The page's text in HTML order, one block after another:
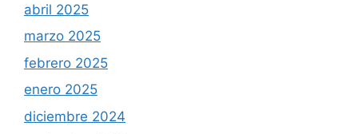
abril 2025
marzo 2025
febrero 2025
enero 2025
diciembre 2024